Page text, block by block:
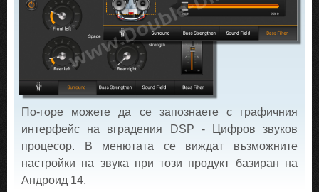
По-горе можете да се запознаете с графичния
интерфейс на вградения DSP - Цифров звуков
процесор. В менютата се виждат възможните
настройки на звука при този продукт базиран на
Андроид 14.